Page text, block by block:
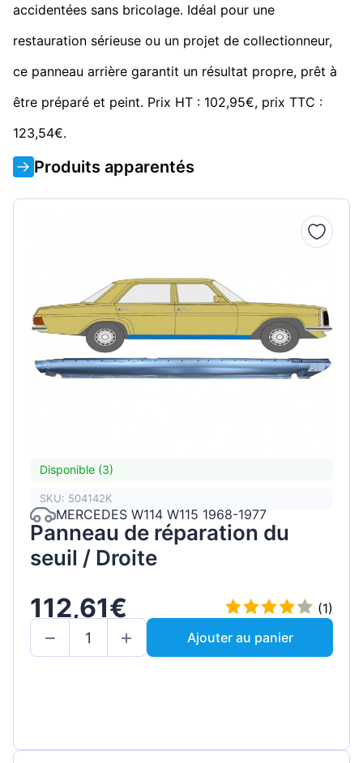
accidentées sans bricolage. Idéal pour une
restauration sérieuse ou un projet de collectionneur,
ce panneau arrière garantit un résultat propre, prêt à
être préparé et peint. Prix HT : 102,95€, prix TTC :
123,54€.
Produits apparentés
Disponible (3)
SKU: 504142K
MERCEDES W114 W115 1968-1977
Panneau de réparation du
seuil / Droite
112,61€
(1)
Ajouter au panier